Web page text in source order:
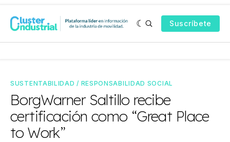
Suscríbete
SUSTENTABILIDAD / RESPONSABILIDAD SOCIAL
BorgWarner Saltillo recibe
certificación como “Great Place
to Work”